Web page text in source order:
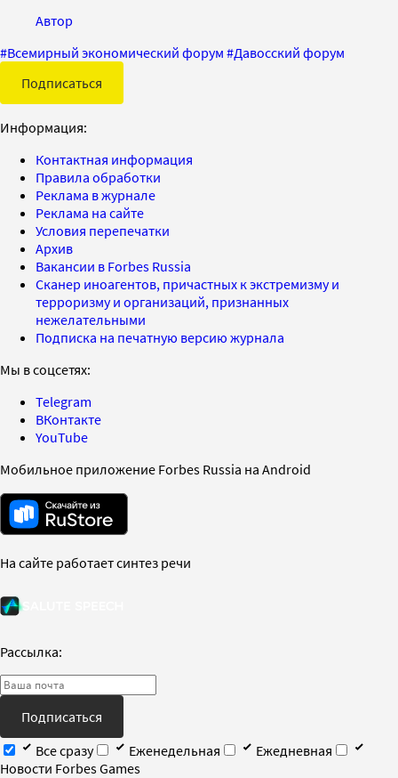
Автор
#Всемирный экономический форум #Давосский форум
Подписаться
Информация:
Контактная информация
Правила обработки
Реклама в журнале
Реклама на сайте
Условия перепечатки
Архив
Вакансии в Forbes Russia
Сканер иноагентов, причастных к экстремизму и
терроризму и организаций, признанных
нежелательными
Подписка на печатную версию журнала
Мы в соцсетях:
Telegram
ВКонтакте
YouTube
Мобильное приложение Forbes Russia на Android
На сайте работает синтез речи
Рассылка:
Подписаться
Все сразу
Еженедельная
Ежедневная
Новости Forbes Games